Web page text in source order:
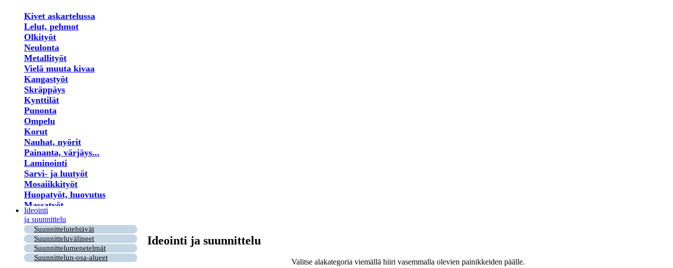
Kivet askartelussa
Lelut, pehmot
Olkityöt
Neulonta
Metallityöt
Vielä muuta kivaa
Kangastyöt
Skräppäys
Kynttilät
Punonta
Ompelu
Korut
Nauhat, nyörit
Painanta, värjäys...
Laminointi
Sarvi- ja luutyöt
Mosaiikkityöt
Huopatyöt, huovutus
Massatyöt
Kukat
Lastu- ja puutyöt
Virkkaus
Helmet
Puu- ja risutyöt
Ideointi
ja suunnittelu
Suunnittelutehtävät
Suunnitteluvälineet
Suunnittelumenetelmät
Suunnittelun-osa-alueet
Ideointi ja suunnittelu
Valitse alakategoria viemällä hiiri vasemmalla olevien painikkeiden päälle.